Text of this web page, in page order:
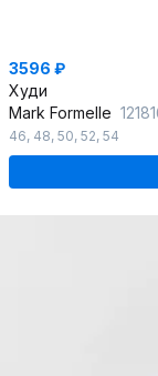
3596 ₽
Худи
Mark Formelle
46, 48, 50, 52, 54